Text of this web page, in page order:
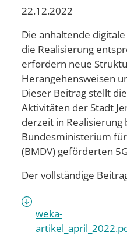
22.12.2022
Die anhaltende
die Realisierung
erfordern neue
Herangehensweisen
Dieser Beitrag stellt
Aktivitäten der Stadt
derzeit in
Bundesministerium
(BMDV) geförderten
Der vollständige
weka-